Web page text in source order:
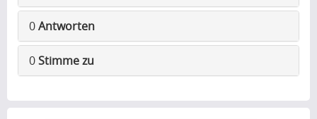
0Antworten
0Stimme zu